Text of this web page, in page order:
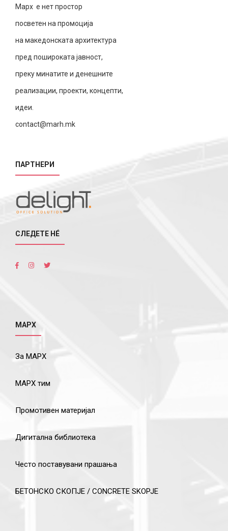
Марх е нет простор
посветен на промоција
на македонската архитектура
пред пошироката јавност,
преку минатите и денешните
реализации, проекти, концепти,
идеи.
contact@marh.mk
ПАРТНЕРИ
СЛЕДЕТЕ НÉ
МАРХ
За МАРХ
МАРХ тим
Промотивен материјал
Дигитална библиотека
Често поставувани прашања
БЕТОНСКО СКОПЈЕ / CONCRETE SKOPJE